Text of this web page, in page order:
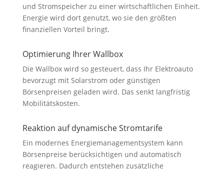
und Stromspeicher zu einer wirtschaftlichen Einheit.
Energie wird dort genutzt, wo sie den größten
finanziellen Vorteil bringt.
Optimierung Ihrer Wallbox
Die Wallbox wird so gesteuert, dass Ihr Elektroauto
bevorzugt mit Solarstrom oder günstigen
Börsenpreisen geladen wird. Das senkt langfristig
Mobilitätskosten.
Reaktion auf dynamische Stromtarife
Ein modernes Energiemanagementsystem kann
Börsenpreise berücksichtigen und automatisch
reagieren. Dadurch entstehen zusätzliche